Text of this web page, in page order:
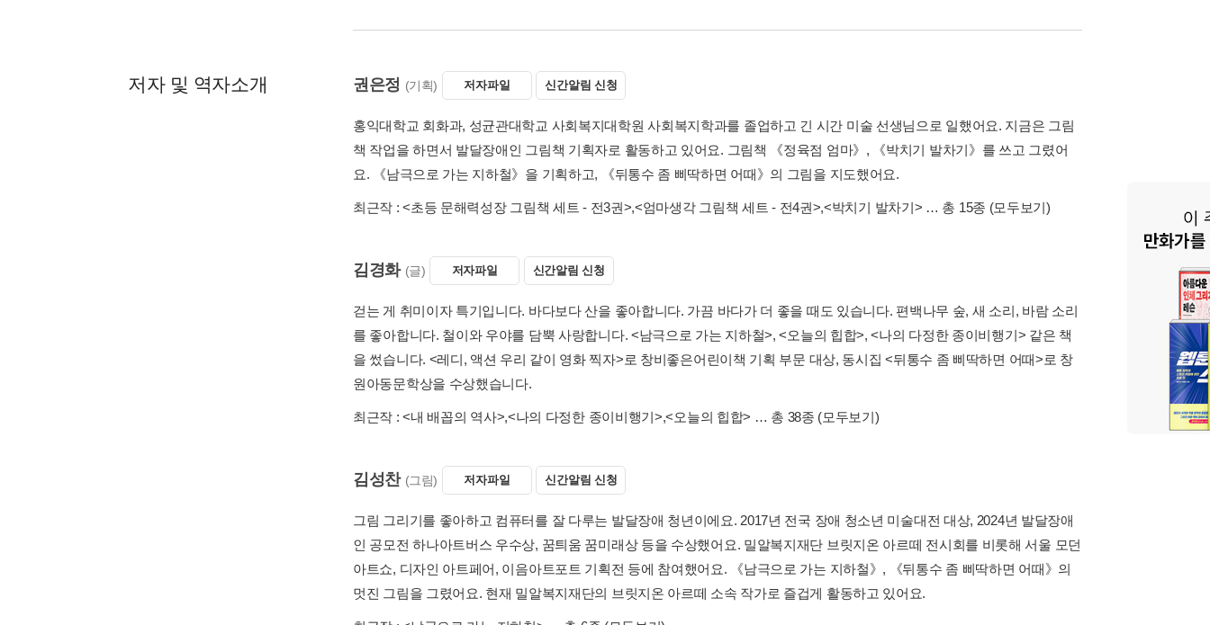
저자 및 역자소개 권은정 (기획) 저자파일 신간알림 신청
홍익대학교 회화과, 성균관대학교 사회복지대학원 사회복지학과를 졸업하고 긴 시간 미술 선생님으로 일했어요. 지금은 그림
책 작업을 하면서 발달장애인 그림책 기획자로 활동하고 있어요. 그림책 《정육점 엄마》, 《박치기 발차기》를 쓰고 그렸어
요. 《남극으로 가는 지하철》을 기획하고, 《뒤통수 좀 삐딱하면 어때》의 그림을 지도했어요.
최근작 :<초등 문해력성장 그림책 세트 - 전3권>,<엄마생각 그림책 세트 - 전4권>,<박치기 발차기> … 총 15종 (모두보기)
김경화 (글) 저자파일 신간알림 신청
걷는 게 취미이자 특기입니다. 바다보다 산을 좋아합니다. 가끔 바다가 더 좋을 때도 있습니다. 편백나무 숲, 새 소리, 바람 소리
를 좋아합니다. 철이와 우야를 담뿍 사랑합니다. <남극으로 가는 지하철>, <오늘의 힙합>, <나의 다정한 종이비행기> 같은 책
을 썼습니다. <레디, 액션 우리 같이 영화 찍자>로 창비좋은어린이책 기획 부문 대상, 동시집 <뒤통수 좀 삐딱하면 어때>로 창
원아동문학상을 수상했습니다.
최근작 :<내 배꼽의 역사>,<나의 다정한 종이비행기>,<오늘의 힙합> … 총 38종 (모두보기)
김성찬 (그림) 저자파일 신간알림 신청
그림 그리기를 좋아하고 컴퓨터를 잘 다루는 발달장애 청년이에요. 2017년 전국 장애 청소년 미술대전 대상, 2024년 발달장애
인 공모전 하나아트버스 우수상, 꿈틔움 꿈미래상 등을 수상했어요. 밀알복지재단 브릿지온 아르떼 전시회를 비롯해 서울 모던
아트쇼, 디자인 아트페어, 이음아트포트 기획전 등에 참여했어요. 《남극으로 가는 지하철》, 《뒤통수 좀 삐딱하면 어때》의
멋진 그림을 그렸어요. 현재 밀알복지재단의 브릿지온 아르떼 소속 작가로 즐겁게 활동하고 있어요.